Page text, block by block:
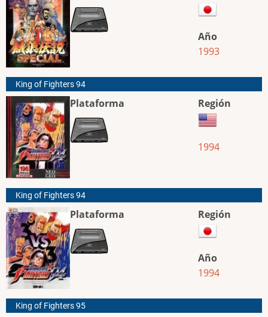
Año
1993
King of Fighters 94
Plataforma Región
1994
King of Fighters 94
Plataforma Región
Año
1994
King of Fighters 95